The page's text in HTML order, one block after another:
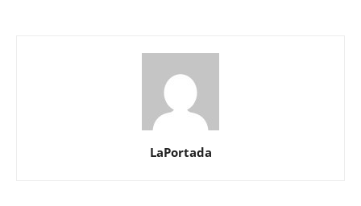
LaPortada